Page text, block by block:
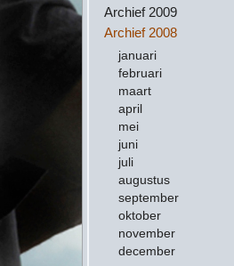
Archief 2009
Archief 2008
januari
februari
maart
april
mei
juni
juli
augustus
september
oktober
november
december